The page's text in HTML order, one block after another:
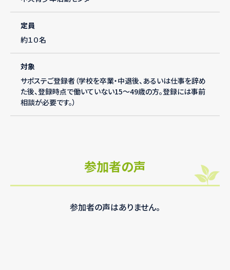
定員
約１０名
対象
サポステご登録者（学校を卒業・中退後、あるいは仕事を辞め
た後、登録時点で働いていない15～49歳の方。登録には事前
相談が必要です。）
参加者の声
参加者の声はありません。